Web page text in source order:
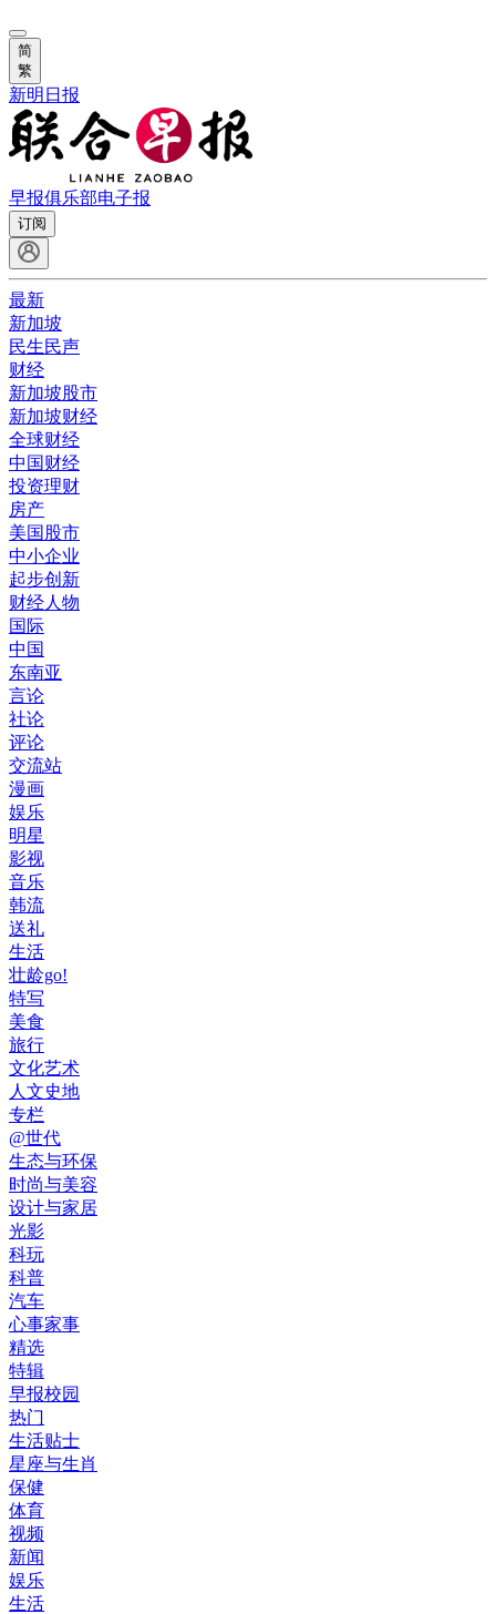
简
繁
新明日报
早报俱乐部电子报
订阅
最新
新加坡
民生民声
财经
新加坡股市
新加坡财经
全球财经
中国财经
投资理财
房产
美国股市
中小企业
起步创新
财经人物
国际
中国
东南亚
言论
社论
评论
交流站
漫画
娱乐
明星
影视
音乐
韩流
送礼
生活
壮龄go!
特写
美食
旅行
文化艺术
人文史地
专栏
@世代
生态与环保
时尚与美容
设计与家居
光影
科玩
科普
汽车
心事家事
精选
特辑
早报校园
热门
生活贴士
星座与生肖
保健
体育
视频
新闻
娱乐
生活